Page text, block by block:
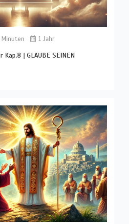
Minuten 1 Jahr
| GLAUBE SEINEN